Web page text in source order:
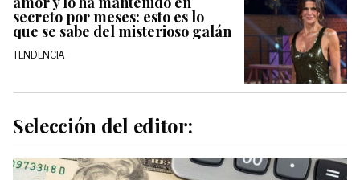
secreto por meses: esto es lo
que se sabe del misterioso galán
TENDENCIA
Selección del editor: